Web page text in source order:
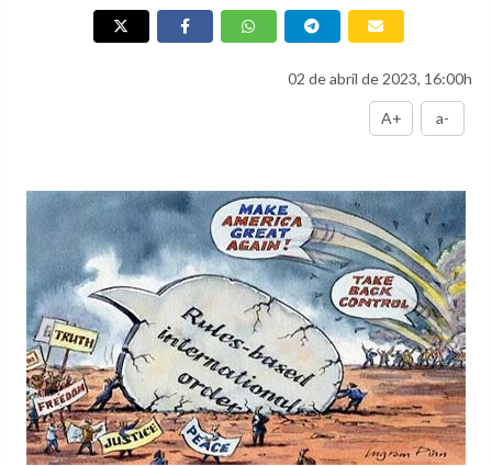
02 de abril de 2023, 16:00h
A+ a-